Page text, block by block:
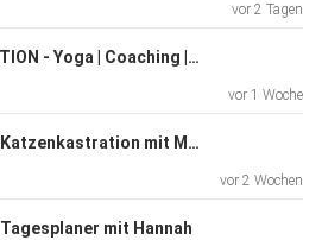
vor 2 Tagen
#56 YOU IN MOTION - Yoga | Coaching | Connecting
vor 1 Woche
#08ShortCast Katzenkastration mit Mirjam
vor 2 Wochen
mit Hannah